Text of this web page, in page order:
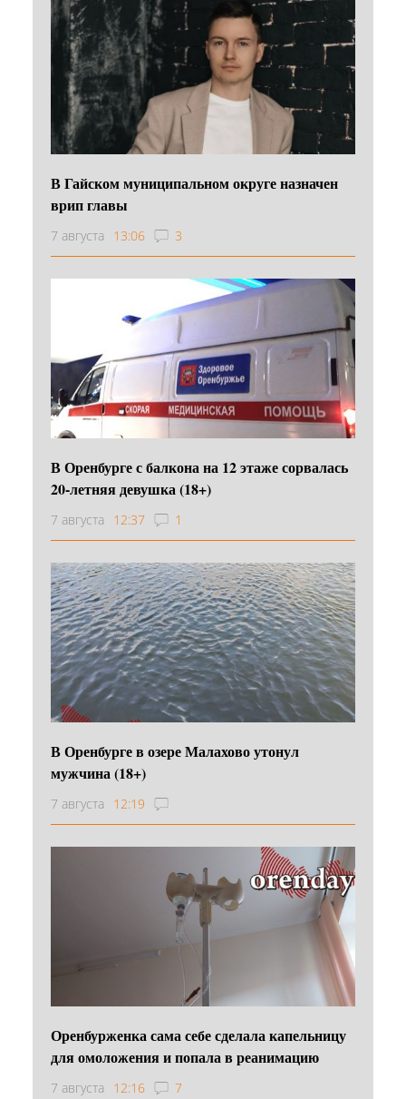
В Гайском муниципальном округе назначен
врип главы
7 августа 13:06 3
В Оренбурге с балкона на 12 этаже сорвалась
20-летняя девушка (18+)
7 августа 12:37 1
В Оренбурге в озере Малахово утонул
мужчина (18+)
7 августа 12:19
Оренбурженка сама себе сделала капельницу
для омоложения и попала в реанимацию
7 августа 12:16 7